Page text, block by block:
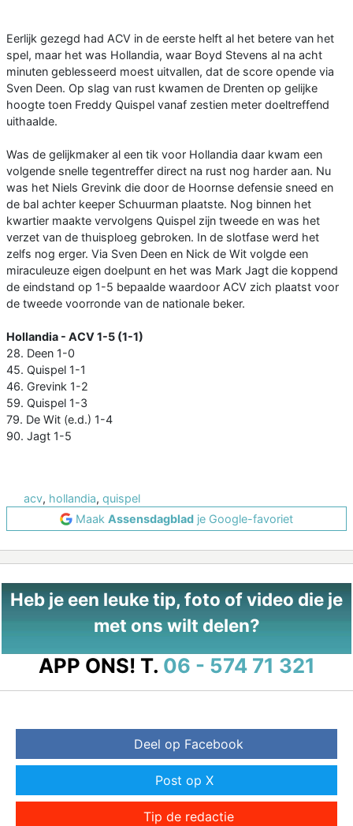
Eerlijk gezegd had ACV in de eerste helft al het betere van het
spel, maar het was Hollandia, waar Boyd Stevens al na acht
minuten geblesseerd moest uitvallen, dat de score opende via
Sven Deen. Op slag van rust kwamen de Drenten op gelijke
hoogte toen Freddy Quispel vanaf zestien meter doeltreffend
uithaalde.
Was de gelijkmaker al een tik voor Hollandia daar kwam een
volgende snelle tegentreffer direct na rust nog harder aan. Nu
was het Niels Grevink die door de Hoornse defensie sneed en
de bal achter keeper Schuurman plaatste. Nog binnen het
kwartier maakte vervolgens Quispel zijn tweede en was het
verzet van de thuisploeg gebroken. In de slotfase werd het
zelfs nog erger. Via Sven Deen en Nick de Wit volgde een
miraculeuze eigen doelpunt en het was Mark Jagt die koppend
de eindstand op 1-5 bepaalde waardoor ACV zich plaatst voor
de tweede voorronde van de nationale beker.
Hollandia - ACV 1-5 (1-1)
28. Deen 1-0
45. Quispel 1-1
46. Grevink 1-2
59. Quispel 1-3
79. De Wit (e.d.) 1-4
90. Jagt 1-5
acv, hollandia, quispel
Maak Assensdagblad je Google-favoriet
Heb je een leuke tip, foto of video die je
met ons wilt delen?
APP ONS! T. 06 - 574 71 321
Deel op Facebook
Post op X
Tip de redactie